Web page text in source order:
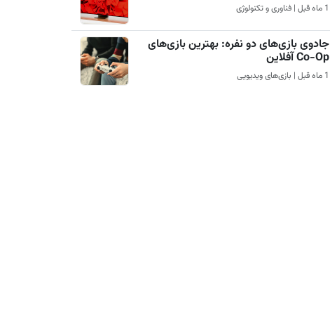
1 ماه قبل | فناوری و تکنولوژی
جادوی بازی‌های دو نفره: بهترین بازی‌های
Co-Op آفلاین
1 ماه قبل | بازی‌های ویدیویی